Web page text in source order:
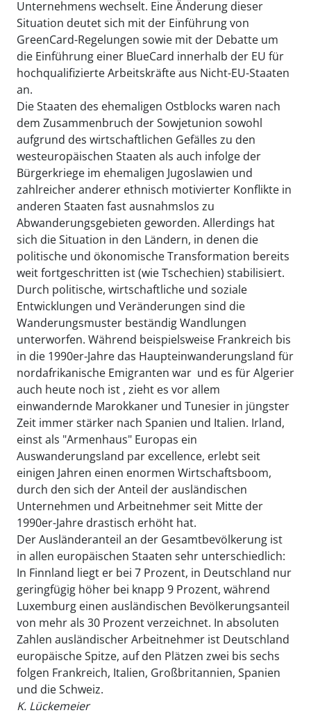
Unternehmens wechselt. Eine Änderung dieser
Situation deutet sich mit der Einführung von
GreenCard-Regelungen sowie mit der Debatte um
die Einführung einer BlueCard innerhalb der EU für
hochqualifizierte Arbeitskräfte aus Nicht-EU-Staaten
an.
Die Staaten des ehemaligen Ostblocks waren nach
dem Zusammenbruch der Sowjetunion sowohl
aufgrund des wirtschaftlichen Gefälles zu den
westeuropäischen Staaten als auch infolge der
Bürgerkriege im ehemaligen Jugoslawien und
zahlreicher anderer ethnisch motivierter Konflikte in
anderen Staaten fast ausnahmslos zu
Abwanderungsgebieten geworden. Allerdings hat
sich die Situation in den Ländern, in denen die
politische und ökonomische Transformation bereits
weit fortgeschritten ist (wie Tschechien) stabilisiert.
Durch politische, wirtschaftliche und soziale
Entwicklungen und Veränderungen sind die
Wanderungsmuster beständig Wandlungen
unterworfen. Während beispielsweise Frankreich bis
in die 1990er-Jahre das Haupteinwanderungsland für
nordafrikanische Emigranten war  und es für Algerier
auch heute noch ist , zieht es vor allem
einwandernde Marokkaner und Tunesier in jüngster
Zeit immer stärker nach Spanien und Italien. Irland,
einst als "Armenhaus" Europas ein
Auswanderungsland par excellence, erlebt seit
einigen Jahren einen enormen Wirtschaftsboom,
durch den sich der Anteil der ausländischen
Unternehmen und Arbeitnehmer seit Mitte der
1990er-Jahre drastisch erhöht hat.
Der Ausländeranteil an der Gesamtbevölkerung ist
in allen europäischen Staaten sehr unterschiedlich:
In Finnland liegt er bei 7 Prozent, in Deutschland nur
geringfügig höher bei knapp 9 Prozent, während
Luxemburg einen ausländischen Bevölkerungsanteil
von mehr als 30 Prozent verzeichnet. In absoluten
Zahlen ausländischer Arbeitnehmer ist Deutschland
europäische Spitze, auf den Plätzen zwei bis sechs
folgen Frankreich, Italien, Großbritannien, Spanien
und die Schweiz.
K. Lückemeier